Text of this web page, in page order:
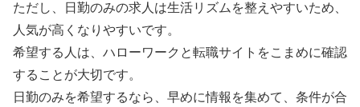
ただし、日勤のみの求人は生活リズムを整えやすいため、
人気が高くなりやすいです。
希望する人は、ハローワークと転職サイトをこまめに確認
することが大切です。
日勤のみを希望するなら、早めに情報を集めて、条件が合